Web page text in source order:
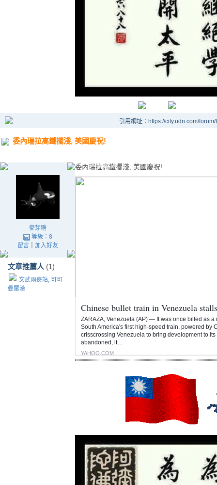
引用網址：https://city.udn.com/
委內瑞拉高鐵擱淺, 美國慶祝!
麥芽糖
等級：8
留言｜ 加入好友
文章推薦人 (1)
文武兩邊站, 可可
疊羅漢
委內瑞拉高鐵擱淺, 美國慶祝!
Chinese bullet train in Venezuela
ZARAZA, Venezuela (AP) — It was once billed as a
South America's first high-speed train, powered by
crisscrossing Venezuela to bring development to
abandoned, it…
YAHOO.COM